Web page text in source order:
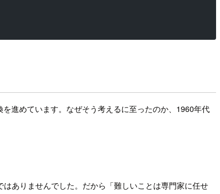
進めています。なぜそう考えるに至ったのか、1960年代
ありませんでした。だから「難しいことは専門家に任せ